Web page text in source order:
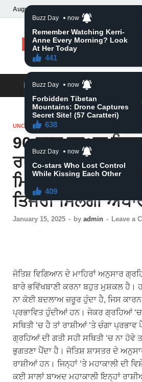
August 8, 2026
Daily News
MAIN MENU
UNCATEGORIZED
90 ਸਾਲ ਬਾਅਦ
ਰਾਸ਼ੀਆਂ ‘ਤੇ ਹੋਈ
ਮਿਹਰਬਾਨ ਧਨ ਨਾਲ
ਤਿਜੋਰੀ ਮਿਲੇਗੀ
January 15, 2025 - by admin - Leave a
ਜੋਤਿਸ਼ ਵਿਗਿਆਨ ਦੇ ਮਾਹਿਰਾਂ ਅਨੁਸਾਰ
ਬਾਰੇ ਭਵਿੱਖਬਾਣੀ ਕਰਨਾ ਬਹੁਤ ਮੁਸ਼ਕਲ
ਨਾ ਕੋਈ ਬਦਲਾਅ ਜ਼ਰੂਰ ਹੁੰਦਾ ਹੈ, ਜਿਸ
ਪ੍ਰਭਾਵਿਤ ਹੁੰਦੀਆਂ ਹਨ। ਜੇਕਰ ਗ੍ਰਹਿਆਂ
ਸਥਿਤੀ ‘ਚ ਹੈ ਤਾਂ ਰਾਸ਼ੀਆਂ ‘ਤੇ ਚੰਗਾ
ਗ੍ਰਹਿਆਂ ਦੀ ਗਤੀ ਸਹੀ ਸਥਿਤੀ ‘ਚ ਨਾ ਹੋਵੇ
ਭੁਗਤਣਾ ਪੈਂਦਾ ਹੈ। ਜੋਤਿਸ਼ ਸ਼ਾਸਤਰ ਦੇ
ਰਾਸ਼ੀਆਂ ਹਨ। ਜਿਨ੍ਹਾਂ ‘ਤੇ ਮਹਾਕਾਲੀ ਦੀ
ਕਈ ਸਾਲਾਂ ਬਾਅਦ ਮਹਾਕਾਲੀ ਇਨ੍ਹਾਂ